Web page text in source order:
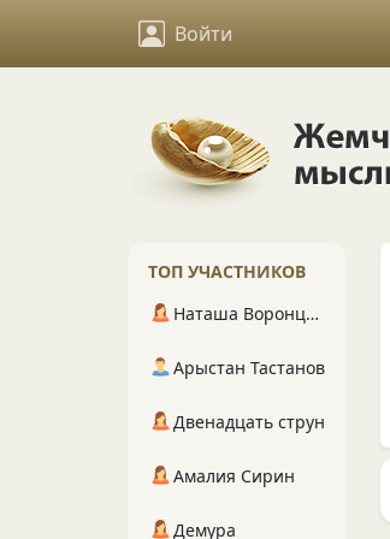
Войти
ТОП УЧАСТНИКОВ
Наташа Воронцова
Арыстан Тастанов
Двенадцать струн
Амалия Сирин
Демура